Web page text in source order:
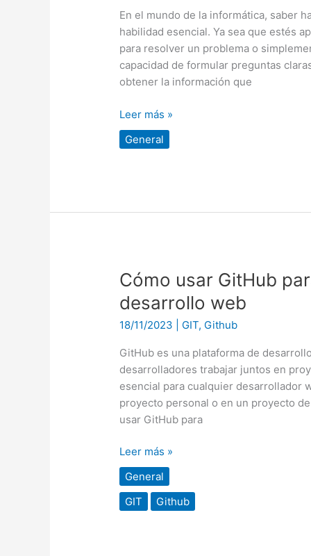
En el mundo de la informática, saber
habilidad esencial. Ya sea que estés
para resolver un problema o
capacidad de formular preguntas
obtener la información que
inteligente
en
la
era
digital
Leer más »
General
Cómo usar GitHub
desarrollo web
18/11/2023 GIT, Github
GitHub es una plataforma de
desarrolladores trabajar juntos en
esencial para cualquier desarrollador
proyecto personal o en un proyecto
usar GitHub para
Cómo
GitHub
para
en
proyectos
de
desarrollo
web
Leer más »
General
GIT
Github